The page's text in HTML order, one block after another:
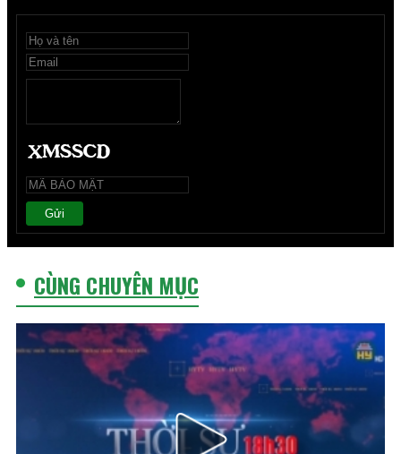
Gửi
CÙNG CHUYÊN MỤC